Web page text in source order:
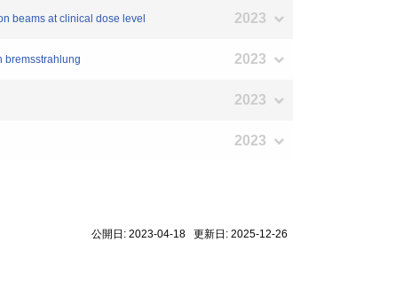
beams at clinical dose level 2023
bremsstrahlung 2023
2023
2023
公開日: 2023-04-18 更新日: 2025-12-26